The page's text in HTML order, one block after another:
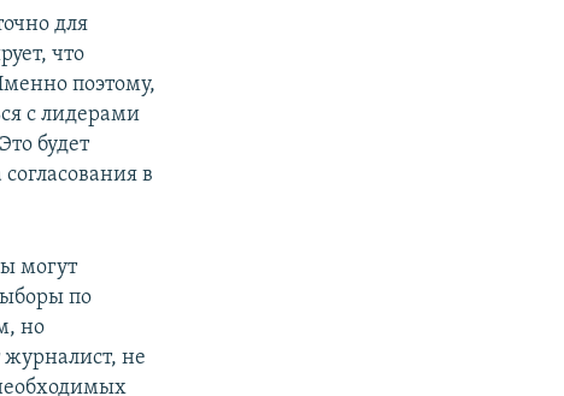
для
что
поэтому,
с лидерами
будет
в
могут
по
но
журналист, не